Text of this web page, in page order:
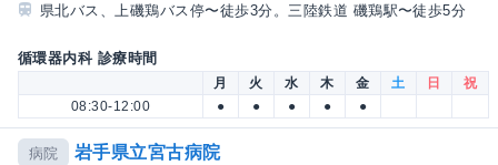
県北バス、上磯鶏バス停〜徒歩3分。三陸鉄道 磯鶏駅〜徒歩5分
循環器内科 診療時間
月 火 水 木 金 土 日
祝
08:30-12:00
● ● ● ● ●
病院 岩手県立宮古病院